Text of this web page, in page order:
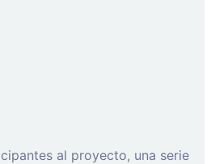
al proyecto, una serie